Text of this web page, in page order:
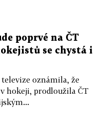
poprvé na ČT
se chystá i
oznámila, že
hokeji, prodloužila ČT